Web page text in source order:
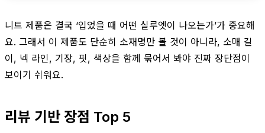
니트 제품은 결국 ‘입었을 때 어떤 실루엣이 나오는가’가 중요해
요. 그래서 이 제품도 단순히 소재명만 볼 것이 아니라, 소매 길
이, 넥 라인, 기장, 핏, 색상을 함께 묶어서 봐야 진짜 장단점이
보이기 쉬워요.
리뷰 기반 장점 Top 5